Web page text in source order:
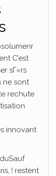
C’est
sГ»rs
ne sont
rechute
innovant
! restent